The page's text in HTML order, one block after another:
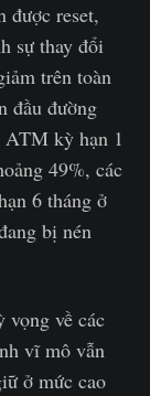
được reset,
sự thay đổi
trên toàn
đầu đường
ATM kỳ hạn 1
49%, các
6 tháng ở
bị nén
vọng về các
vĩ mô vẫn
ở mức cao